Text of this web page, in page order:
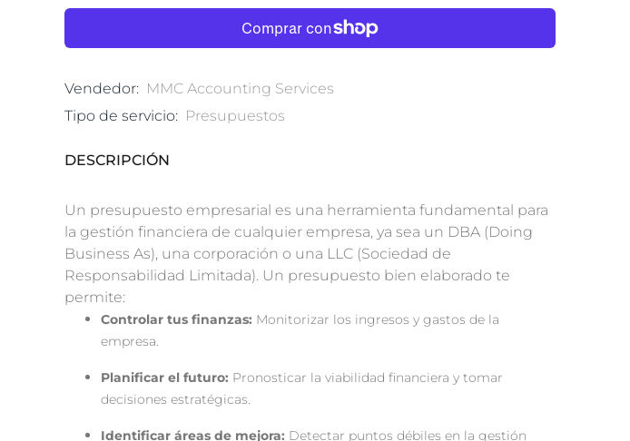
Vendedor: MMC Accounting Services
Tipo de servicio: Presupuestos
DESCRIPCIÓN
Un presupuesto empresarial es una herramienta fundamental para
la gestión financiera de cualquier empresa, ya sea un DBA (Doing
Business As), una corporación o una LLC (Sociedad de
Responsabilidad Limitada). Un presupuesto bien elaborado te
permite:
Controlar tus finanzas: Monitorizar los ingresos y gastos de la
empresa.
Planificar el futuro: Pronosticar la viabilidad financiera y tomar
decisiones estratégicas.
Identificar áreas de mejora: Detectar puntos débiles en la gestión